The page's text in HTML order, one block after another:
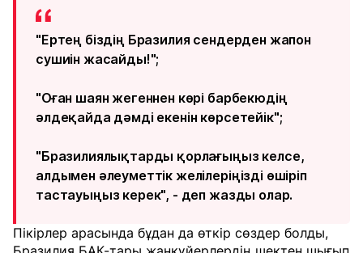
"Ертең біздің Бразилия сендерден жапон
сушиін жасайды!";
"Оған шаян жегеннен көрі барбекюдің
әлдеқайда дәмді екенін көрсетейік";
"Бразилиялықтарды қорлағыңыз келсе,
алдымен әлеуметтік желілеріңізді өшіріп
тастауыңыз керек", - деп жазды олар.
Пікірлер арасында бұдан да өткір сөздер болды,